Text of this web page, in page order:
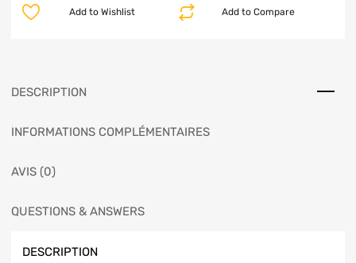
Add to Compare
Add to Wishlist
DESCRIPTION
INFORMATIONS COMPLÉMENTAIRES
AVIS (0)
QUESTIONS & ANSWERS
DESCRIPTION